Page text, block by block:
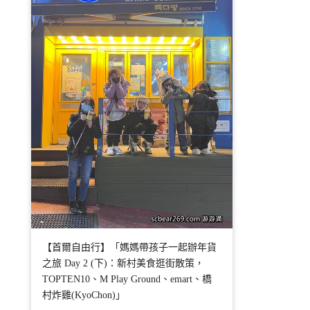
【首爾自由行】「媽媽帶孩子一起辦年貨
之旅 Day 2 (下)：新村美食逛街散策，
TOPTEN10、M Play Ground、emart、橋
村炸雞(KyoChon)」